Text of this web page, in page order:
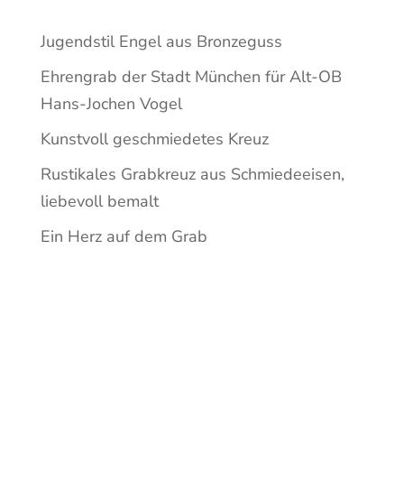
Jugendstil Engel aus Bronzeguss
Ehrengrab der Stadt München für Alt-OB
Hans-Jochen Vogel
Kunstvoll geschmiedetes Kreuz
Rustikales Grabkreuz aus Schmiedeeisen,
liebevoll bemalt
Ein Herz auf dem Grab